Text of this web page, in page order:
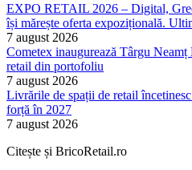
EXPO RETAIL 2026 – Digital,
își mărește oferta expozițională.
7 august 2026
Cometex inaugurează Târgu
retail din portofoliu
7 august 2026
Livrările de spații de retail
forță în 2027
7 august 2026
Citește și BricoRetail.ro